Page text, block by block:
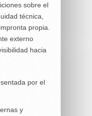
sobre el
técnica,
propia.
externo
hacia
por el
y